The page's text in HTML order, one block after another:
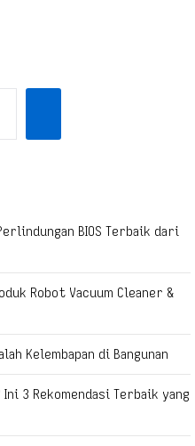
BIOS Terbaik dari
Robot Vacuum Cleaner &
Kelembapan di Bangunan
Ini 3 Rekomendasi Terbaik yang